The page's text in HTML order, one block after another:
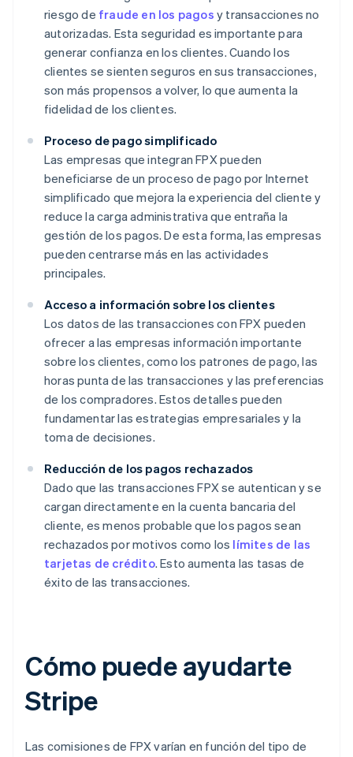
riesgo de fraude en los pagos y transacciones no
autorizadas. Esta seguridad es importante para
generar confianza en los clientes. Cuando los
clientes se sienten seguros en sus transacciones,
son más propensos a volver, lo que aumenta la
fidelidad de los clientes.
Proceso de pago simplificado
Las empresas que integran FPX pueden
beneficiarse de un proceso de pago por Internet
simplificado que mejora la experiencia del cliente y
reduce la carga administrativa que entraña la
gestión de los pagos. De esta forma, las empresas
pueden centrarse más en las actividades
principales.
Acceso a información sobre los clientes
Los datos de las transacciones con FPX pueden
ofrecer a las empresas información importante
sobre los clientes, como los patrones de pago, las
horas punta de las transacciones y las preferencias
de los compradores. Estos detalles pueden
fundamentar las estrategias empresariales y la
toma de decisiones.
Reducción de los pagos rechazados
Dado que las transacciones FPX se autentican y se
cargan directamente en la cuenta bancaria del
cliente, es menos probable que los pagos sean
rechazados por motivos como los límites de las
tarjetas de crédito. Esto aumenta las tasas de
éxito de las transacciones.
Cómo puede ayudarte
Stripe
Las comisiones de FPX varían en función del tipo de